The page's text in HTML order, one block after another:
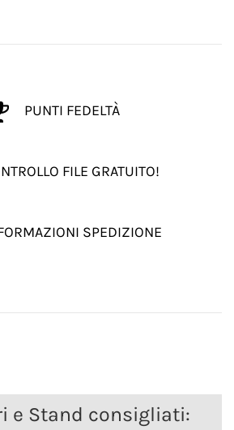
PUNTI FEDELTÀ
FILE GRATUITO!
SPEDIZIONE
e Stand consigliati: